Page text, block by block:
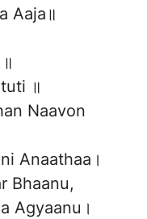
Aaja॥
॥
Naavon
Anaathaa।
Bhaanu,
Agyaanu।